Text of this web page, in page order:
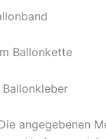
Ballonkette
angegebenen